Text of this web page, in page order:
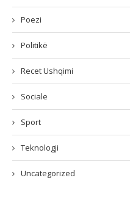
Poezi
Politikë
Recet Ushqimi
Sociale
Sport
Teknologji
Uncategorized